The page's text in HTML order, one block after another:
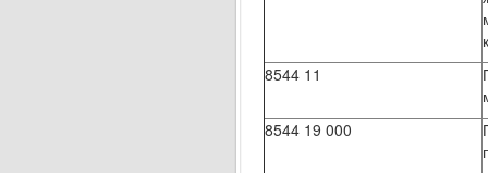
8544 11
8544 19 000